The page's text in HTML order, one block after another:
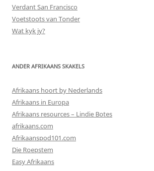
Verdant San Francisco
Voetstoots van Tonder
Wat kyk jy?
ANDER AFRIKAANS SKAKELS
Afrikaans hoort by Nederlands
Afrikaans in Europa
Afrikaans resources – Lindie Botes
afrikaans.com
Afrikaanspod101.com
Die Roepstem
Easy Afrikaans